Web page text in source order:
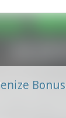
Bonus